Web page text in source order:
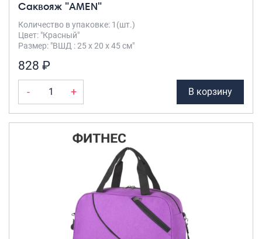
Саквояж "AMEN"
Количество в упаковке: 1(шт.)
Цвет: "Красный"
Размер: "ВШД : 25 х 20 х 45 см"
828 ₽
- + В корзину